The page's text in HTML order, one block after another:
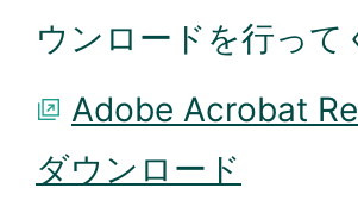
ウンロードを行って
Adobe Acrobat
ダウンロード